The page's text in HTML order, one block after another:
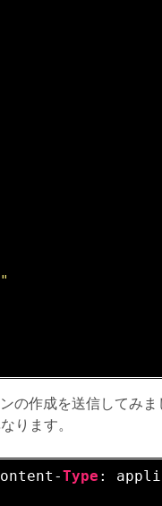
の作成を送信してみ
ります。
Type :